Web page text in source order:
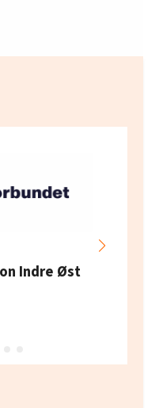
at seksuell
prosent som sier
på jobben
Indre Øst